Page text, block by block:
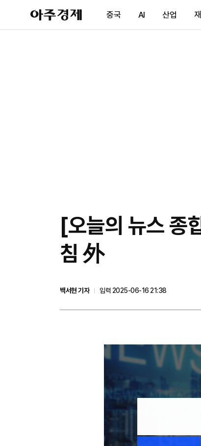
아
주
제
중국 AI 산업
[오늘의 뉴스 종
침 外
백서현 기자
입력 2025-06-16 21:38